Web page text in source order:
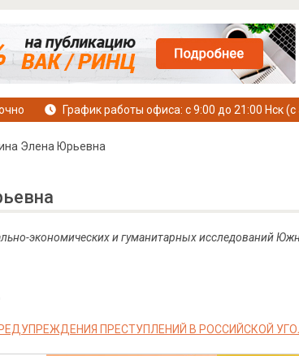
График работы офиса: с 9:00 до 21:00 Нск
Элена Юрьевна
экономических и гуманитарных исследований
ПРЕСТУПЛЕНИЙ В РОССИЙСКОЙ